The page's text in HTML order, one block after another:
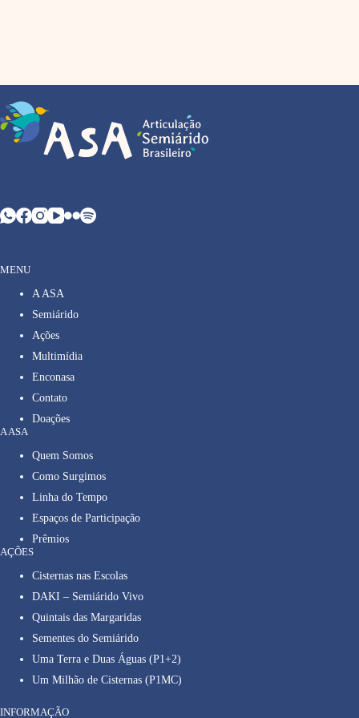
MENU
A ASA
Semiárido
Ações
Multimídia
Enconasa
Contato
Doações
A ASA
Quem Somos
Como Surgimos
Linha do Tempo
Espaços de Participação
Prêmios
AÇÕES
Cisternas nas Escolas
DAKI – Semiárido Vivo
Quintais das Margaridas
Sementes do Semiárido
Uma Terra e Duas Águas (P1+2)
Um Milhão de Cisternas (P1MC)
INFORMAÇÃO